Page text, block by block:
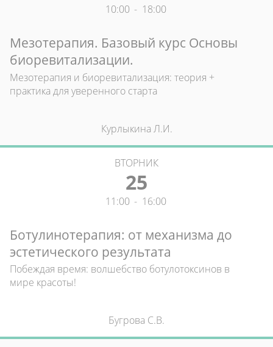
10:00 - 18:00
Мезотерапия. Базовый курс Основы
биоревитализации.
Мезотерапия и биоревитализация: теория +
практика для уверенного старта
Курлыкина Л.И.
ВТОРНИК
25
11:00 - 16:00
Ботулинотерапия: от механизма до
эстетического результата
Побеждая время: волшебство ботулотоксинов в
мире красоты!
Бугрова С.В.